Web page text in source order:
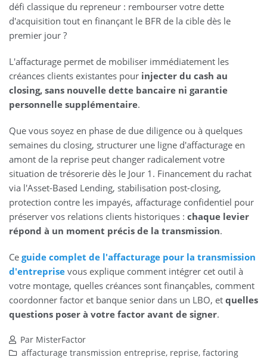
défi classique du repreneur : rembourser votre dette
d'acquisition tout en finançant le BFR de la cible dès le
premier jour ?
L'affacturage permet de mobiliser immédiatement les
créances clients existantes pour injecter du cash au
closing, sans nouvelle dette bancaire ni garantie
personnelle supplémentaire.
Que vous soyez en phase de due diligence ou à quelques
semaines du closing, structurer une ligne d'affacturage en
amont de la reprise peut changer radicalement votre
situation de trésorerie dès le Jour 1. Financement du rachat
via l'Asset-Based Lending, stabilisation post-closing,
protection contre les impayés, affacturage confidentiel pour
préserver vos relations clients historiques : chaque levier
répond à un moment précis de la transmission.
Ce guide complet de l'affacturage pour la transmission
d'entreprise vous explique comment intégrer cet outil à
votre montage, quelles créances sont finançables, comment
coordonner factor et banque senior dans un LBO, et quelles
questions poser à votre factor avant de signer.
Par MisterFactor
affacturage transmission entreprise, reprise, factoring